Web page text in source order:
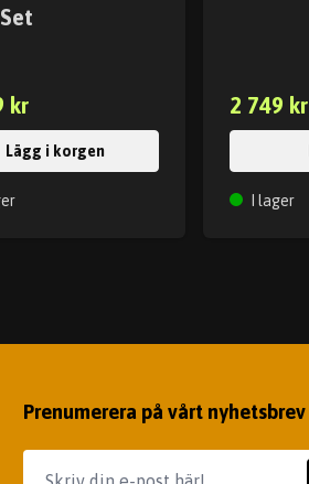
kr
Lägg i korgen
2 749 kr
I lager
Prenumerera på vårt nyhetsbrev